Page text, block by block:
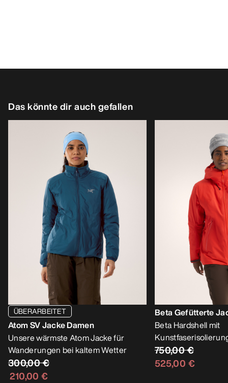
Das könnte dir auch gefallen
ÜBERARBEITET
Atom SV Jacke Damen
Unsere wärmste Atom Jacke für
Wanderungen bei kaltem Wetter
300,00 €
210,00 €
Beta Gefütterte
Beta Hardshell mit
750,00 €
525,00 €